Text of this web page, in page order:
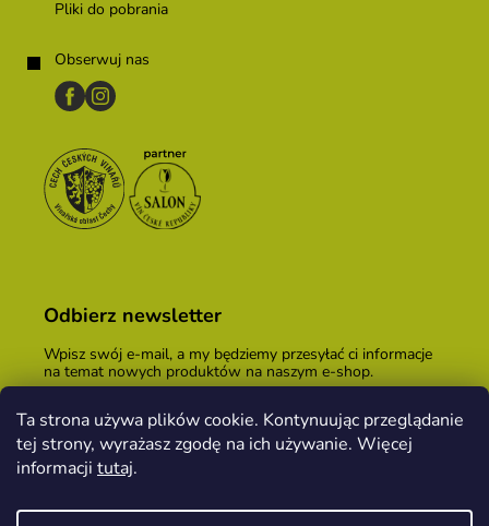
Ta strona używa plików cookie. Kontynuując przeglądanie
tej strony, wyrażasz zgodę na ich używanie. Więcej
informacji tutaj.
Pliki do pobrania
Obserwuj nas
Odbierz newsletter
Wpisz swój e-mail, a my będziemy przesyłać ci informacje
na temat nowych produktów na naszym e-shop.
Podając adres e-mail, zgadzasz się zwarunkami
handlowymi
ZALOGUJ SIĘ